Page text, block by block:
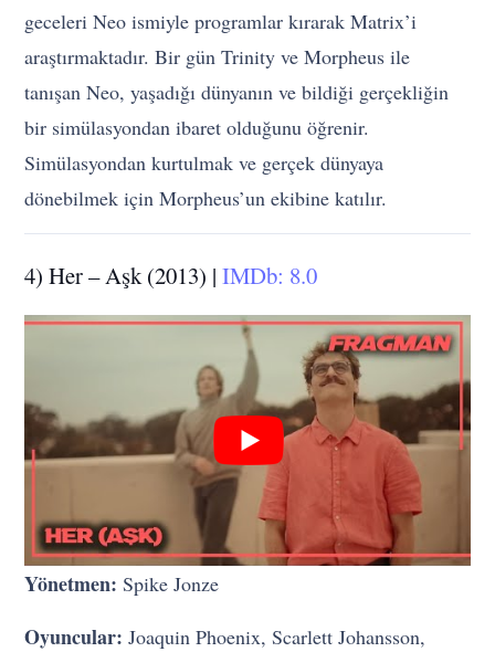
geceleri Neo ismiyle programlar kırarak Matrix’i
araştırmaktadır. Bir gün Trinity ve Morpheus ile
tanışan Neo, yaşadığı dünyanın ve bildiği gerçekliğin
bir simülasyondan ibaret olduğunu öğrenir.
Simülasyondan kurtulmak ve gerçek dünyaya
dönebilmek için Morpheus’un ekibine katılır.
4) Her – Aşk (2013) |IMDb: 8.0
Yönetmen: Spike Jonze
Oyuncular: Joaquin Phoenix, Scarlett Johansson,